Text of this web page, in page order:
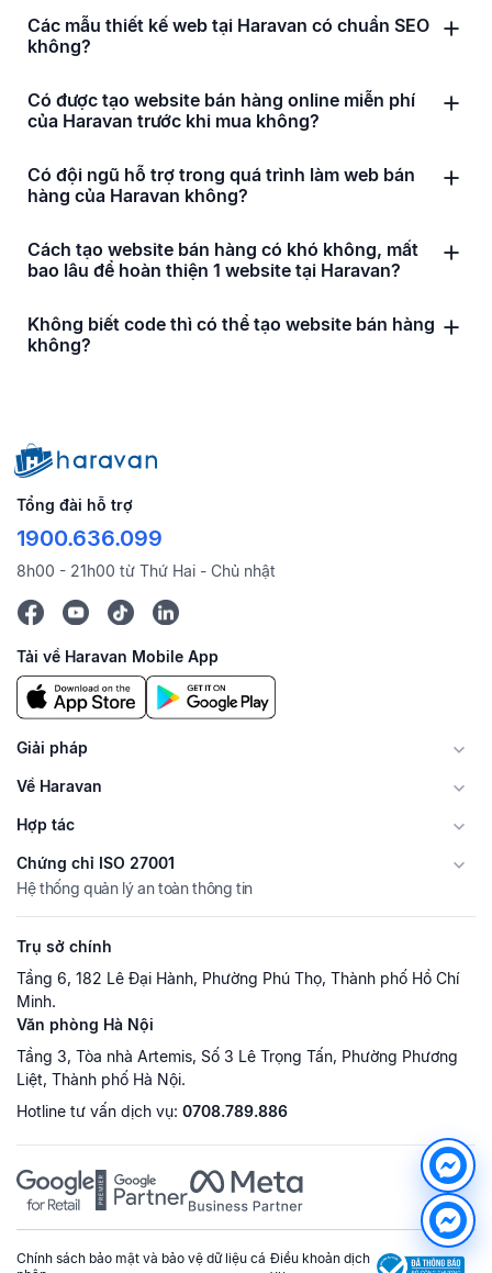
Các mẫu thiết kế web tại Haravan có chuẩn SEO
không?
Có được tạo website bán hàng online miễn phí
của Haravan trước khi mua không?
Có đội ngũ hỗ trợ trong quá trình làm web bán
hàng của Haravan không?
Cách tạo website bán hàng có khó không, mất
bao lâu để hoàn thiện 1 website tại Haravan?
Không biết code thì có thể tạo website bán hàng
không?
Tổng đài hỗ trợ
1900.636.099
8h00 - 21h00 từ Thứ Hai - Chủ nhật
Tải về Haravan Mobile App
Giải pháp
Về Haravan
Hợp tác
Chứng chỉ ISO 27001
Hệ thống quản lý an toàn thông tin
Trụ sở chính
Tầng 6, 182 Lê Đại Hành, Phường Phú Thọ, Thành phố Hồ Chí
Minh.
Văn phòng Hà Nội
Tầng 3, Tòa nhà Artemis, Số 3 Lê Trọng Tấn, Phường Phương
Liệt, Thành phố Hà Nội.
Hotline tư vấn dịch vụ: 0708.789.886
Chính sách bảo mật và bảo vệ dữ liệu cá Điều khoản dịch